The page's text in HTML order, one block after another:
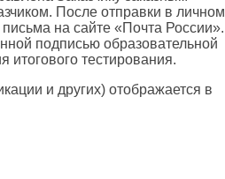
После отправки в личном
на сайте «Почта России».
подписью образовательной
итогового тестирования.
и других) отображается в